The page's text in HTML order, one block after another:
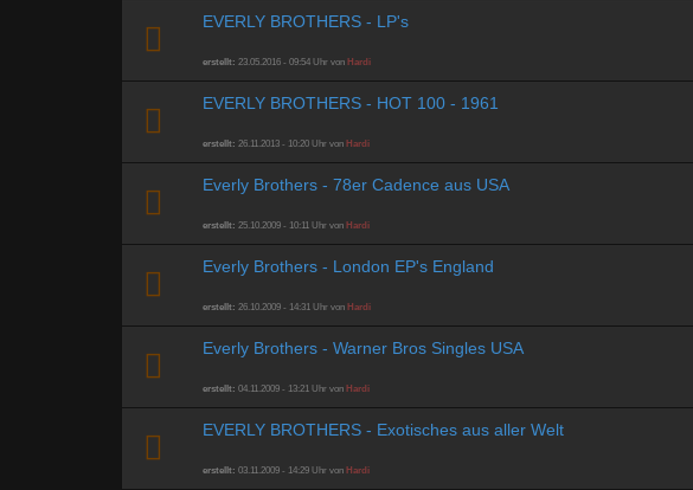
EVERLY BROTHERS - LP's
erstellt: 23.05.2016 - 09:54 Uhr von Hardi
EVERLY BROTHERS - HOT 100 - 1961
erstellt: 26.11.2013 - 10:20 Uhr von Hardi
Everly Brothers - 78er Cadence aus USA
erstellt: 25.10.2009 - 10:11 Uhr von Hardi
Everly Brothers - London EP's England
erstellt: 26.10.2009 - 14:31 Uhr von Hardi
Everly Brothers - Warner Bros Singles USA
erstellt: 04.11.2009 - 13:21 Uhr von Hardi
EVERLY BROTHERS - Exotisches aus aller Welt
erstellt: 03.11.2009 - 14:29 Uhr von Hardi